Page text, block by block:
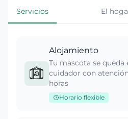
Servicios El
Alojamiento
Tu mascota se queda
cuidador con
horas
Horario flexible